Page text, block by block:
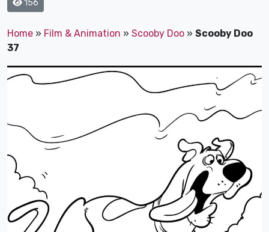
156
Home » Film & Animation » Scooby Doo » Scooby Doo
37